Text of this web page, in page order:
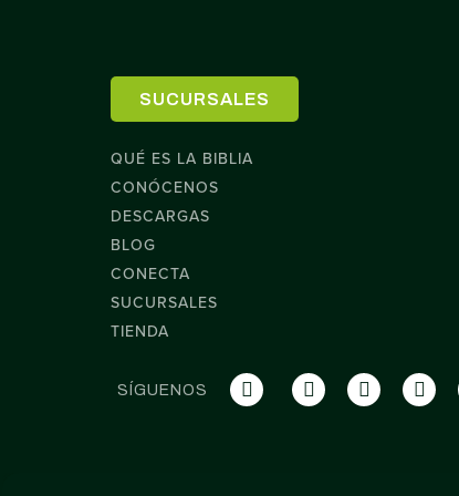
SUCURSALES
QUÉ ES LA BIBLIA
CONÓCENOS
DESCARGAS
BLOG
CONECTA
SUCURSALES
TIENDA
SÍGUENOS